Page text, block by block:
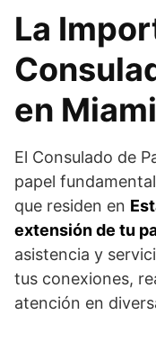
La
en Miami
El Consulado de
papel
que residen en
extensión de tu
asistencia y
tus conexiones,
atención en